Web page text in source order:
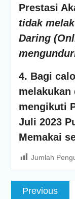
Prestasi
tidak
Daring
4. Bagi
mengikuti
Juli 2023
Memakai
Jumlah
Post
navigation
Previous